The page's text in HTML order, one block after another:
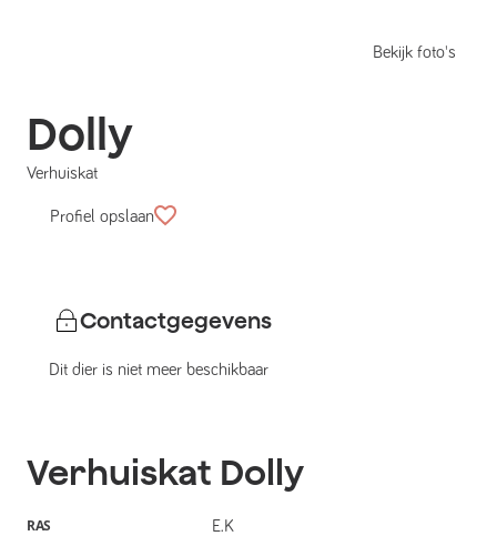
Bekijk foto's
Dolly
Verhuiskat
Profiel opslaan
Contactgegevens
Dit dier is niet meer beschikbaar
Verhuiskat Dolly
RAS E.K